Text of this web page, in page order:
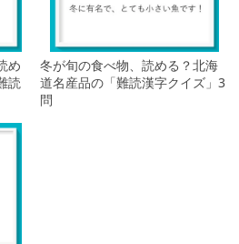
め
読
冬が旬の食べ物、読める？北海
道名産品の「難読漢字クイズ」3
問